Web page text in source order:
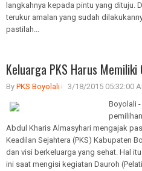
langkahnya kepada pintu yang dituju.
terukur amalan yang sudah
pastilah...
Keluarga PKS Harus
By PKS Boyolali
3/18/2015 05:32:00
Boyolali -
Abdul Kharis Almasyhari mengajak
Keadilan Sejahtera (PKS) Kabupaten
dan visi berkeluarga yang sehat. Hal
ini saat mengisi kegiatan Dauroh